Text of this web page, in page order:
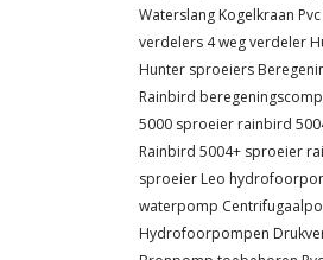
Waterslang Kogelkraan
verdelers 4 weg verdeler
Hunter sproeiers
Rainbird
5000 sproeier rainbird
Rainbird 5004+ sproeier
sproeier Leo
waterpomp
Hydrofoorpompen